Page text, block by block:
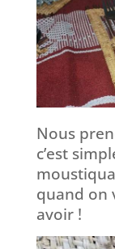
Nous
c’est
quand on
avoir !